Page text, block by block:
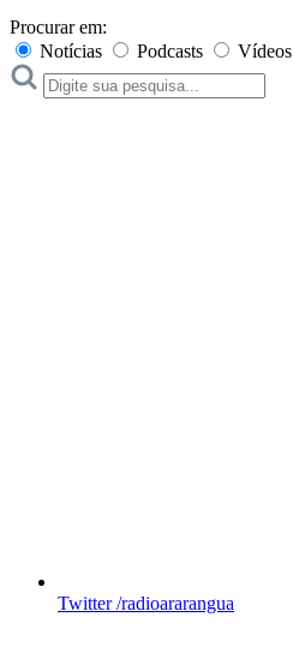
Procurar em:
Notícias
Podcasts Vídeos
Twitter /radioararangua